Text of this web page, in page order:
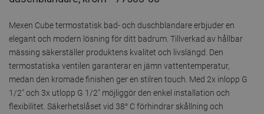
Mexen Cube termostatisk bad- och duschblandare erbjuder en
elegant och modern lösning för ditt badrum. Tillverkad av hållbar
mässing säkerställer produktens kvalitet och livslängd. Den
termostatiska ventilen garanterar en jämn vattentemperatur,
medan den kromade finishen ger en stilren touch. Med 2x inlopp G
1/2" och 3x utlopp G 1/2" möjliggör den enkel installation och
flexibilitet. Säkerhetslåset vid 38° C förhindrar skållning och